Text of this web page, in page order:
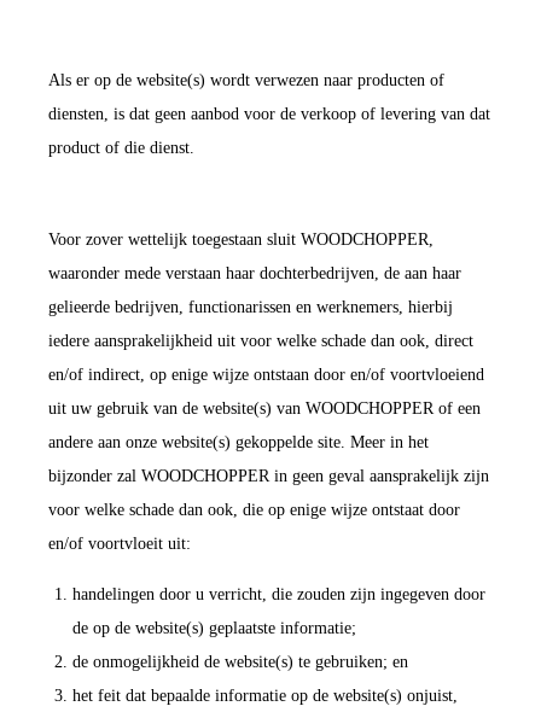
Als er op de website(s) wordt verwezen naar producten of
diensten, is dat geen aanbod voor de verkoop of levering van dat
product of die dienst.
Voor zover wettelijk toegestaan sluit WOODCHOPPER,
waaronder mede verstaan haar dochterbedrijven, de aan haar
gelieerde bedrijven, functionarissen en werknemers, hierbij
iedere aansprakelijkheid uit voor welke schade dan ook, direct
en/of indirect, op enige wijze ontstaan door en/of voortvloeiend
uit uw gebruik van de website(s) van WOODCHOPPER of een
andere aan onze website(s) gekoppelde site. Meer in het
bijzonder zal WOODCHOPPER in geen geval aansprakelijk zijn
voor welke schade dan ook, die op enige wijze ontstaat door
en/of voortvloeit uit:
handelingen door u verricht, die zouden zijn ingegeven door
de op de website(s) geplaatste informatie;
de onmogelijkheid de website(s) te gebruiken; en
het feit dat bepaalde informatie op de website(s) onjuist,